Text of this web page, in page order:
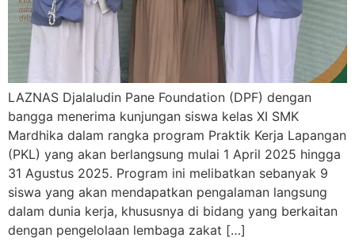
LAZNAS Djalaludin Pane Foundation (DPF) dengan
bangga menerima kunjungan siswa kelas XI SMK
Mardhika dalam rangka program Praktik Kerja Lapangan
(PKL) yang akan berlangsung mulai 1 April 2025 hingga
31 Agustus 2025. Program ini melibatkan sebanyak 9
siswa yang akan mendapatkan pengalaman langsung
dalam dunia kerja, khususnya di bidang yang berkaitan
dengan pengelolaan lembaga zakat […]